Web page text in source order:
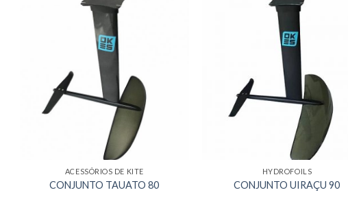
ACESSÓRIOS DE KITE
CONJUNTO TAUATO 80
HYDROFOILS
CONJUNTO UIRAÇU 90